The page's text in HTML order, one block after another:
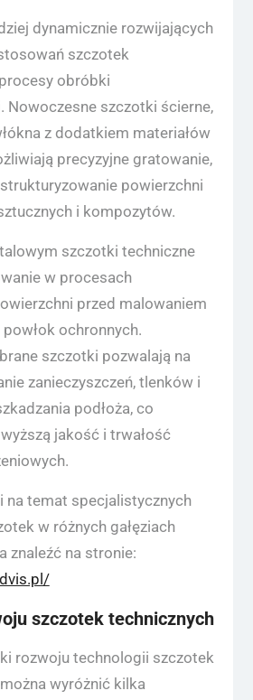
dynamicznie rozwijających
szczotek
obróbki
Nowoczesne szczotki ścierne,
z dodatkiem materiałów
precyzyjne gratowanie,
powierzchni
i kompozytów.
szczotki techniczne
w procesach
przed malowaniem
ochronnych.
szczotki pozwalają na
zanieczyszczeń, tlenków i
podłoża, co
jakość i trwałość
na temat specjalistycznych
w różnych gałęziach
znaleźć na stronie:
szczotek technicznych
rozwoju technologii szczotek
wyróżnić kilka